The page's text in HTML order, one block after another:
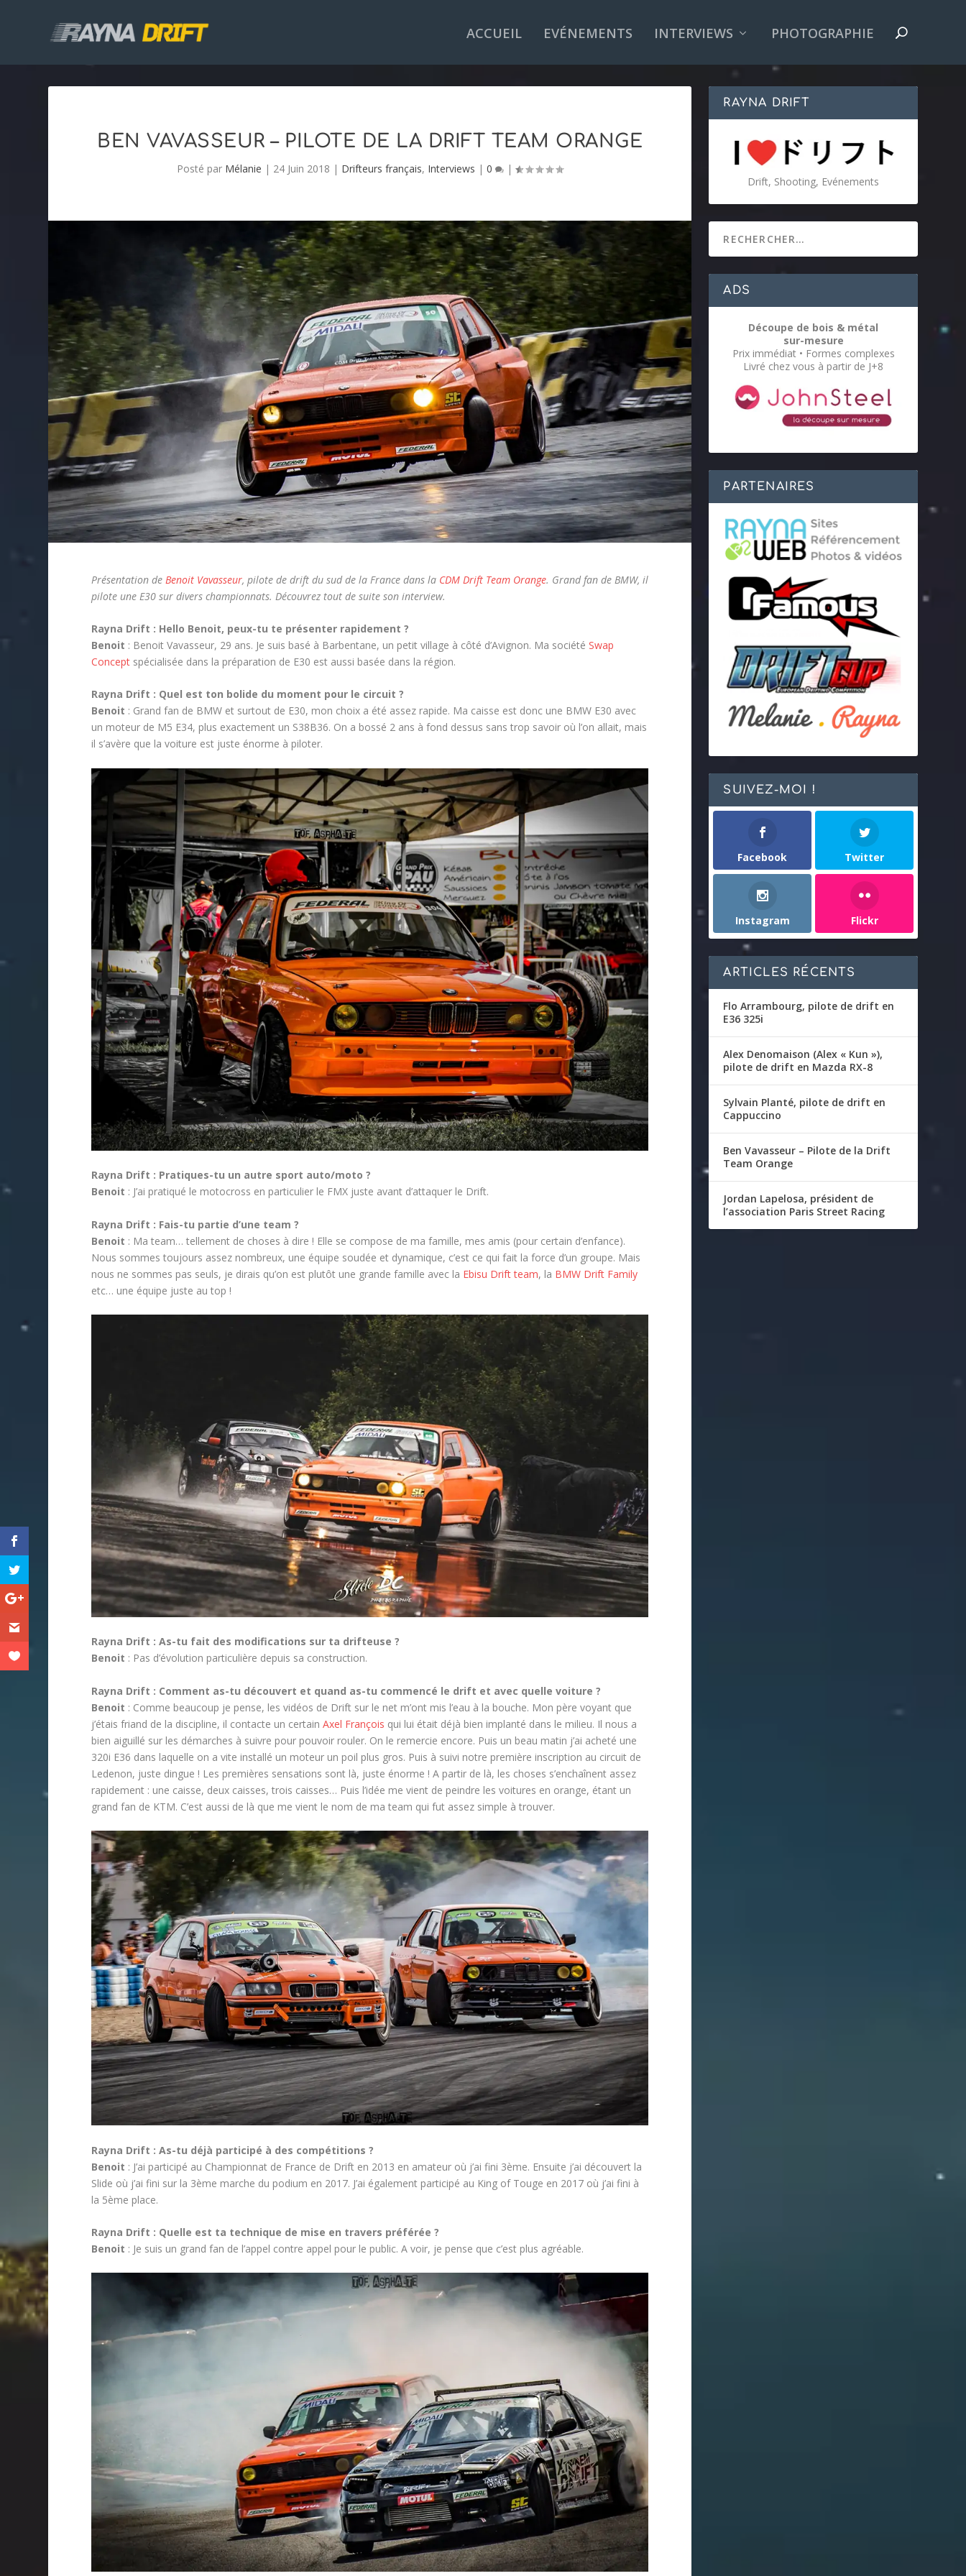
ACCUEIL EVÉNEMENTS INTERVIEWS PHOTOGRAPHIE
BEN VAVASSEUR – PILOTE DE LA DRIFT TEAM ORANGE
Posté par Mélanie | 24 Juin 2018 | Drifteurs français, Interviews |0 |
Présentation de Benoit Vavasseur, pilote de drift du sud de la France dans la CDM Drift Team Orange. Grand fan de BMW, il
pilote une E30 sur divers championnats. Découvrez tout de suite son interview.
Rayna Drift : Hello Benoit, peux-tu te présenter rapidement ?
Benoit : Benoit Vavasseur, 29 ans. Je suis basé à Barbentane, un petit village à côté d’Avignon. Ma sociétéSwap
Concept spécialisée dans la préparation de E30 est aussi basée dans la région.
Rayna Drift : Quel est ton bolide du moment pour le circuit ?
Benoit : Grand fan de BMW et surtout de E30, mon choix a été assez rapide. Ma caisse est donc une BMW E30 avec
un moteur de M5 E34, plus exactement un S38B36. On a bossé 2 ans à fond dessus sans trop savoir où l’on allait, mais
il s’avère que la voiture est juste énorme à piloter.
Rayna Drift : Pratiques-tu un autre sport auto/moto ?
Benoit : J’ai pratiqué le motocross en particulier le FMX juste avant d’attaquer le Drift.
Rayna Drift : Fais-tu partie d’une team ?
Benoit : Ma team… tellement de choses à dire ! Elle se compose de ma famille, mes amis (pour certain d’enfance).
Nous sommes toujours assez nombreux, une équipe soudée et dynamique, c’est ce qui fait la force d’un groupe. Mais
nous ne sommes pas seuls, je dirais qu’on est plutôt une grande famille avec la Ebisu Drift team, la BMW Drift Family
etc… une équipe juste au top !
Rayna Drift : As-tu fait des modifications sur ta drifteuse ?
Benoit : Pas d’évolution particulière depuis sa construction.
Rayna Drift : Comment as-tu découvert et quand as-tu commencé le drift et avec quelle voiture ?
Benoit : Comme beaucoup je pense, les vidéos de Drift sur le net m’ont mis l’eau à la bouche. Mon père voyant que
j’étais friand de la discipline, il contacte un certainAxel François qui lui était déjà bien implanté dans le milieu. Il nous a
bien aiguillé sur les démarches à suivre pour pouvoir rouler. On le remercie encore. Puis un beau matin j’ai acheté une
320i E36 dans laquelle on a vite installé un moteur un poil plus gros. Puis à suivi notre première inscription au circuit de
Ledenon, juste dingue ! Les premières sensations sont là, juste énorme ! A partir de là, les choses s’enchaînent assez
rapidement : une caisse, deux caisses, trois caisses… Puis l’idée me vient de peindre les voitures en orange, étant un
grand fan de KTM. C’est aussi de là que me vient le nom de ma team qui fut assez simple à trouver.
Rayna Drift : As-tu déjà participé à des compétitions ?
Benoit : J’ai participé au Championnat de France de Drift en 2013 en amateur où j’ai fini 3ème. Ensuite j’ai découvert la
Slide où j’ai fini sur la 3ème marche du podium en 2017. J’ai également participé au King of Touge en 2017 où j’ai fini à
la 5ème place.
Rayna Drift : Quelle est ta technique de mise en travers préférée ?
Benoit : Je suis un grand fan de l’appel contre appel pour le public. A voir, je pense que c’est plus agréable.
RAYNA DRIFT
Drift, Shooting, Evénements
ADS
Découpe de bois & métal
sur-mesure
Prix immédiat • Formes complexes
Livré chez vous à partir de J+8
PARTENAIRES
SUIVEZ-MOI !
Facebook Twitter
Instagram Flickr
ARTICLES RÉCENTS
Flo Arrambourg, pilote de drift en
E36 325i
Alex Denomaison (Alex « Kun »),
pilote de drift en Mazda RX-8
Sylvain Planté, pilote de drift en
Cappuccino
Ben Vavasseur – Pilote de la Drift
Team Orange
Jordan Lapelosa, président de
l’association Paris Street Racing